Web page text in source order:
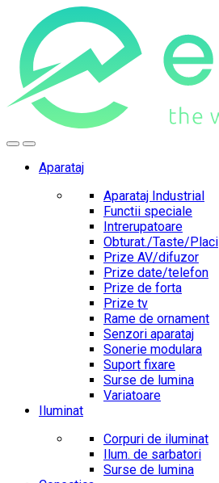
navigation
content
Aparataj
Aparataj Industrial
Functii speciale
Intrerupatoare
Obturat./Taste/Placi
Prize AV/difuzor
Prize date/telefon
Prize de forta
Prize tv
Rame de ornament
Senzori aparataj
Sonerie modulara
Suport fixare
Surse de lumina
Variatoare
Iluminat
Corpuri de iluminat
Ilum. de sarbatori
Surse de lumina